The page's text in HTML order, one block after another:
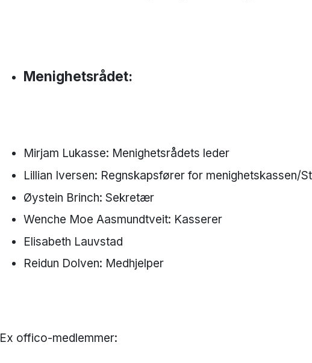
Menighetsrådet:
Mirjam Lukasse: Menighetsrådets leder
Lillian Iversen: Regnskapsfører for menighetskassen/
Øystein Brinch: Sekretær
Wenche Moe Aasmundtveit: Kasserer
Elisabeth Lauvstad
Reidun Dolven: Medhjelper
Ex offico-medlemmer: